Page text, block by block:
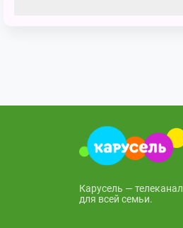
Карусель — телеканал
для всей семьи.